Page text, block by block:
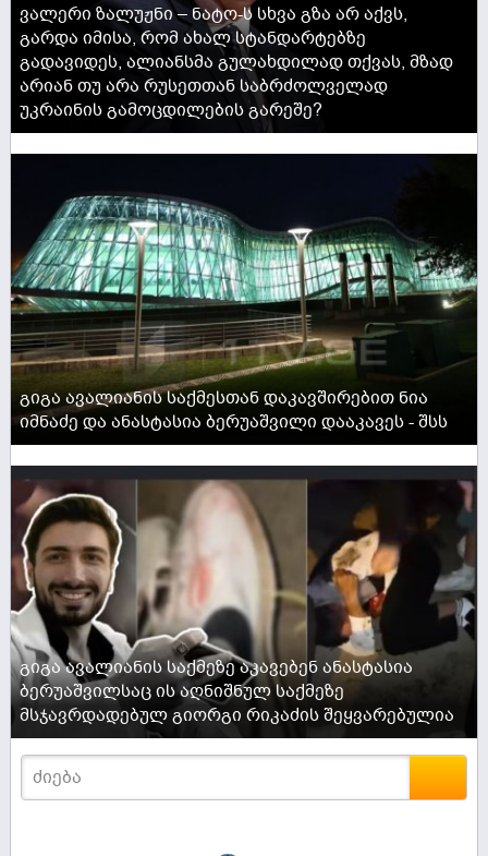
ვალერი ზალუჟნი – ნატო-ს სხვა გზა არ აქვს,
გარდა იმისა, რომ ახალ სტანდარტებზე
გადავიდეს, ალიანსმა გულახდილად თქვას, მზად
არიან თუ არა რუსეთთან საბრძოლველად
უკრაინის გამოცდილების გარეშე?
გიგა ავალიანის საქმესთან დაკავშირებით ნია
იმნაძე და ანასტასია ბერუაშვილი დააკავეს - შსს
გიგა ავალიანის საქმეზე აკავებენ ანასტასია
ბერუაშვილსაც ის აღნიშნულ საქმეზე
მსჯავრდადებულ გიორგი რიკაძის შეყვარებულია